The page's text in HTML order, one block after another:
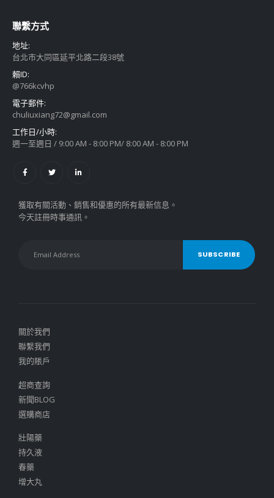
聯繫方式
地址:
台北市大同區延平北路二段38號
賴ID:
@766kcvhp
電子郵件:
chuliuxiang72@gmail.com
工作日/小時:
週一至週日 / 9:00 AM - 8:00 PM/ 8:00 AM - 8:00 PM
獲取有關活動、銷售和優惠的所有最新信息。
今天註冊時事通訊。
關於我們
聯繫我們
我的賬戶
超商查詢
新聞BLOG
選購商店
壯陽藥
持久液
春藥
增大丸